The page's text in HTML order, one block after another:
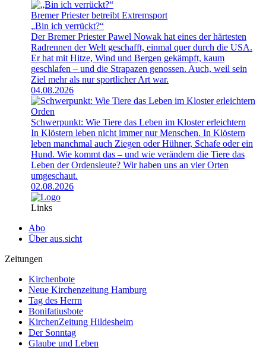
Bremer Priester betreibt Extremsport
„Bin ich verrückt?“
Der Bremer Priester Pawel Nowak hat eines der härtesten
Radrennen der Welt geschafft, einmal quer durch die USA.
Er hat mit Hitze, Wind und Bergen gekämpft, kaum
geschlafen – und die Strapazen genossen. Auch, weil sein
Ziel mehr als nur sportlicher Art war.
04.08.2026
Orden
Schwerpunkt: Wie Tiere das Leben im Kloster erleichtern
In Klöstern leben nicht immer nur Menschen. In Klöstern
leben manchmal auch Ziegen oder Hühner, Schafe oder ein
Hund. Wie kommt das – und wie verändern die Tiere das
Leben der Ordensleute? Wir haben uns an vier Orten
umgeschaut.
02.08.2026
Links
Abo
Über aus.sicht
Zeitungen
Kirchenbote
Neue Kirchenzeitung Hamburg
Tag des Herrn
Bonifatiusbote
KirchenZeitung Hildesheim
Der Sonntag
Glaube und Leben